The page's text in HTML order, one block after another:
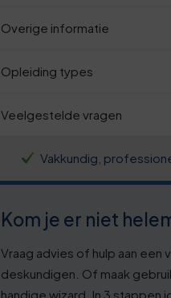
Overige informatie
Opleiding types
Veelgestelde vragen
Vakkundig,
Kom je er niet
Vraag advies of hulp aan een
deskundigen. Of maak
handige wizard. In 3 stappen